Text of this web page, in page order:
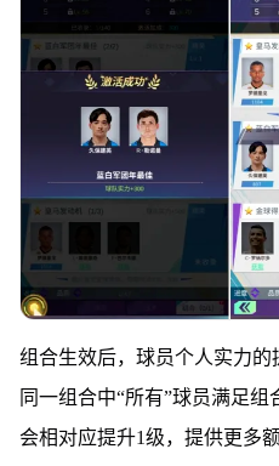
组合生效后，球员个人实力的
同一组合中“所有”球员满足
会相对应提升1级，提供更多